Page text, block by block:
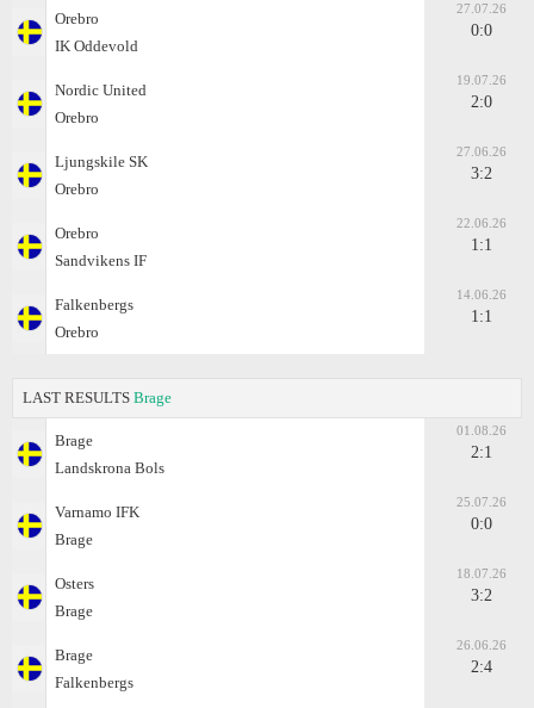
Orebro
IK Oddevold
27.07.26
0:0
Nordic United
Orebro
19.07.26
2:0
Ljungskile SK
Orebro
27.06.26
3:2
Orebro
Sandvikens IF
22.06.26
1:1
Falkenbergs
Orebro
14.06.26
1:1
LAST RESULTS Brage
Brage
Landskrona Bols
01.08.26
2:1
Varnamo IFK
Brage
25.07.26
0:0
Osters
Brage
18.07.26
3:2
Brage
Falkenbergs
26.06.26
2:4